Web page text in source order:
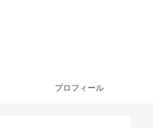
プロフィール